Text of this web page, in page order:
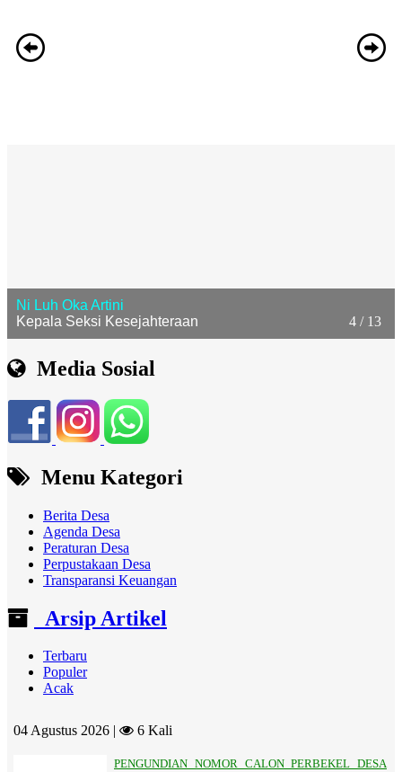
5 / 13
I Made Pandeta
Kepala Urusan Tata Usaha dan Umum
Media Sosial
Menu Kategori
Berita Desa
Agenda Desa
Peraturan Desa
Perpustakaan Desa
Transparansi Keuangan
Arsip Artikel
Terbaru
Populer
Acak
04 Agustus 2026 | 6 Kali
PENGUNDIAN NOMOR CALON PERBEKEL DESA